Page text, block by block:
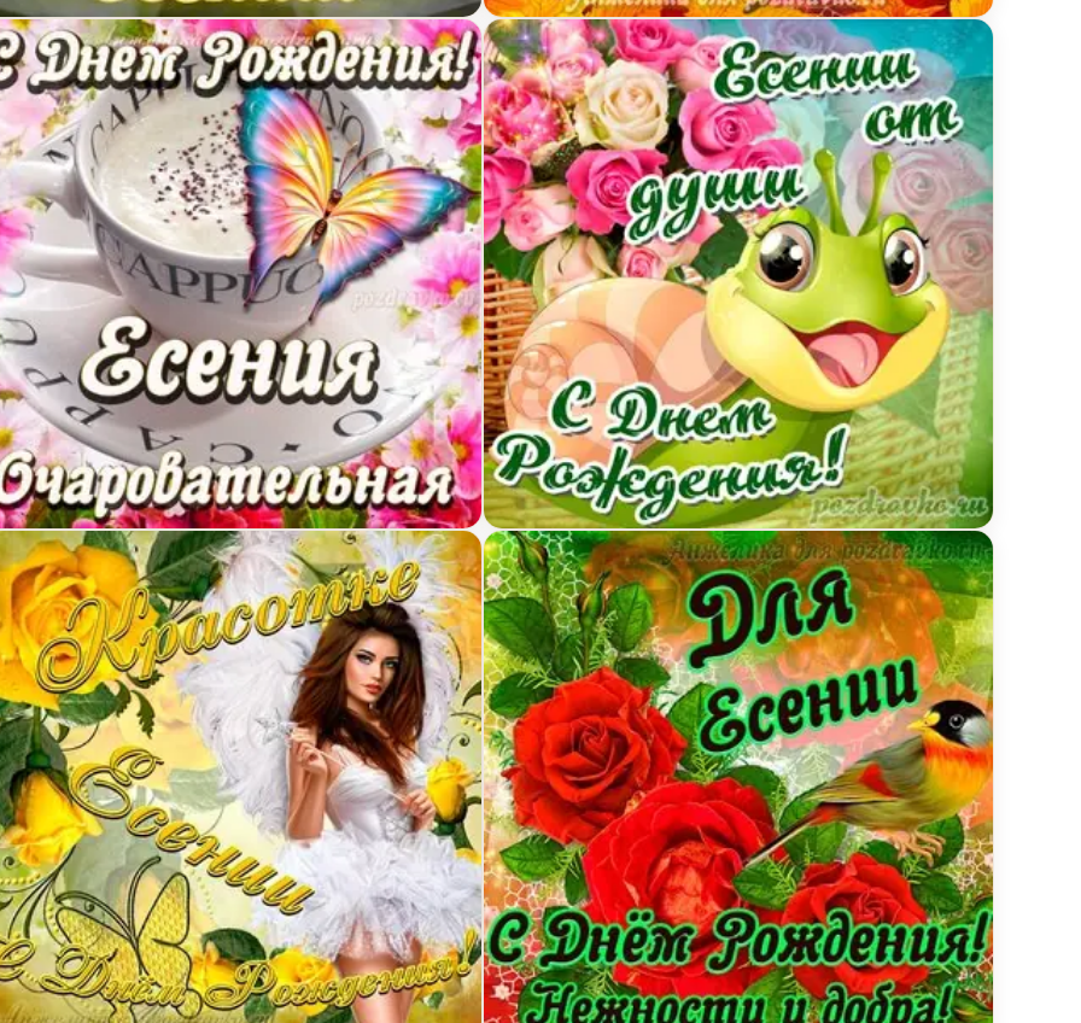
для милой Есении с подарком и цветами
очаровательной Есении с Днем рождения
Открытка лапочке Есении с мультяшным львенком
Открытка Есении от души с Днем рождения с милой